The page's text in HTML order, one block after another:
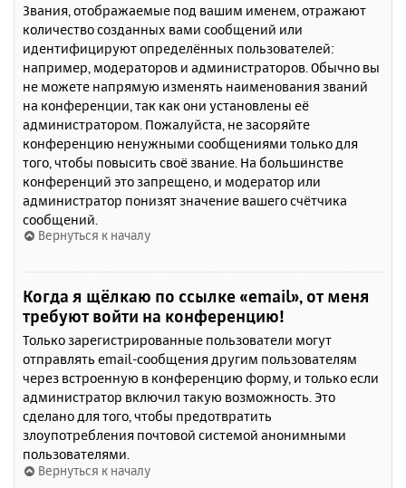
Звания, отображаемые под вашим именем, отражают
количество созданных вами сообщений или
идентифицируют определённых пользователей:
например, модераторов и администраторов. Обычно вы
не можете напрямую изменять наименования званий
на конференции, так как они установлены её
администратором. Пожалуйста, не засоряйте
конференцию ненужными сообщениями только для
того, чтобы повысить своё звание. На большинстве
конференций это запрещено, и модератор или
администратор понизят значение вашего счётчика
сообщений.
Вернуться к началу
Когда я щёлкаю по ссылке «email», от меня
требуют войти на конференцию!
Только зарегистрированные пользователи могут
отправлять email-сообщения другим пользователям
через встроенную в конференцию форму, и только если
администратор включил такую возможность. Это
сделано для того, чтобы предотвратить
злоупотребления почтовой системой анонимными
пользователями.
Вернуться к началу